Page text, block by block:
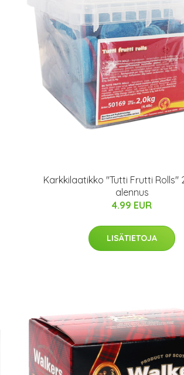
Karkkilaatikko "Tutti Frutti Rolls"
alennus
4.99 EUR
LISÄTIETOJA